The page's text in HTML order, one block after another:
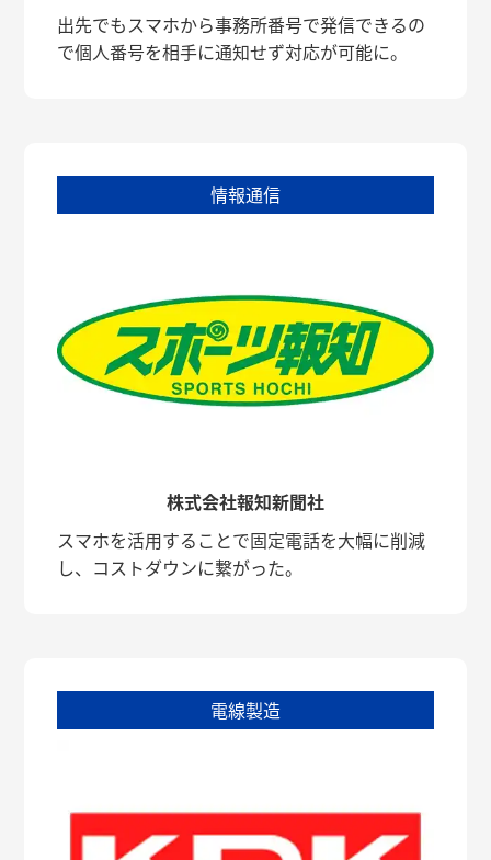
出先でもスマホから事務所番号で発信できるの
で個人番号を相手に通知せず対応が可能に。
情報通信
株式会社報知新聞社
スマホを活用することで固定電話を大幅に削減
し、コストダウンに繋がった。
電線製造